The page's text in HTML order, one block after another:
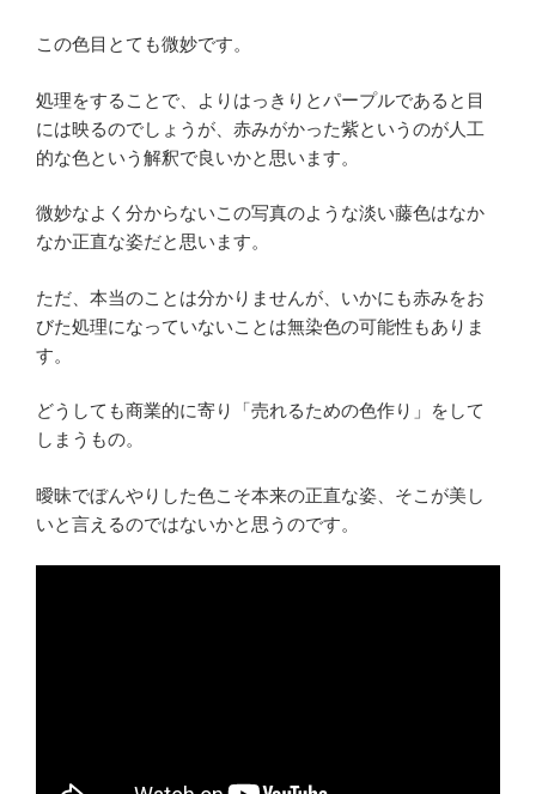
この色目とても微妙です。
処理をすることで、よりはっきりとパープルであると目
には映るのでしょうが、赤みがかった紫というのが人工
的な色という解釈で良いかと思います。
微妙なよく分からないこの写真のような淡い藤色はなか
なか正直な姿だと思います。
ただ、本当のことは分かりませんが、いかにも赤みをお
びた処理になっていないことは無染色の可能性もありま
す。
どうしても商業的に寄り「売れるための色作り」をして
しまうもの。
曖昧でぼんやりした色こそ本来の正直な姿、そこが美し
いと言えるのではないかと思うのです。